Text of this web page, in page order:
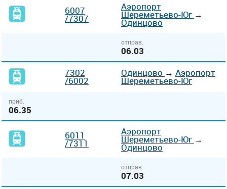
6007
/7307
Аэропорт
Шереметьево-Юг →
Одинцово
отправ.
06.03
7302
/6002
Одинцово → Аэропорт
Шереметьево-Юг
приб.
06.35
6011
/7311
Аэропорт
Шереметьево-Юг →
Одинцово
отправ.
07.03